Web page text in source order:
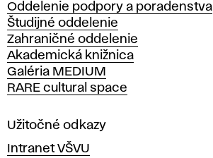
o
k
á
š
k
o
a
ý
Oddelenie podpory a poradenstva
Študijné oddelenie
Zahraničné oddelenie
Akademická knižnica
Galéria MEDIUM
RARE cultural space
Užitočné odkazy
Intranet VŠVU